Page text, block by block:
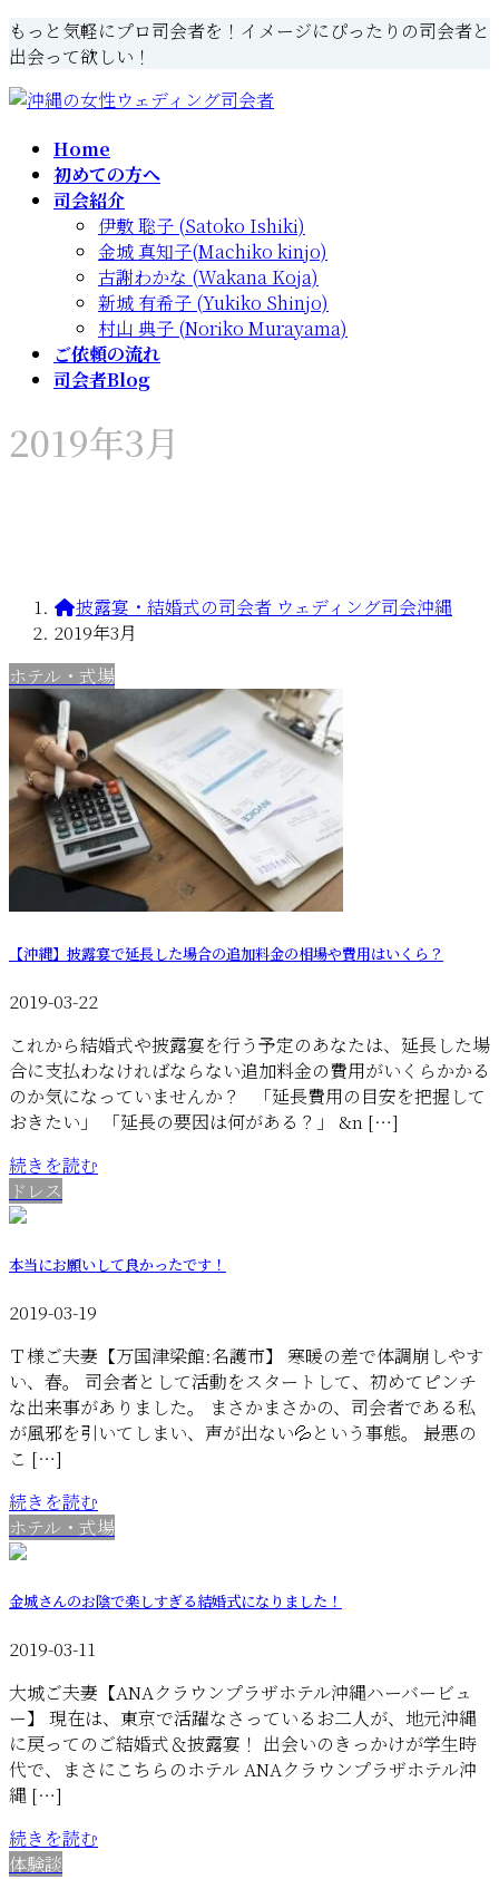
コ
ン
テ
ン
ナ
ビ
ゲ
ー
もっと気軽にプロ司会者を！イメージにぴったりの司会者と
出会って欲しい！
Home
初めての方へ
司会紹介
伊敷 聡子 (Satoko Ishiki)
金城 真知子(Machiko kinjo)
古謝わかな (Wakana Koja)
新城 有希子 (Yukiko Shinjo)
村山 典子 (Noriko Murayama)
ご依頼の流れ
司会者Blog
2019年3月
披露宴・結婚式の司会者 ウェディング司会沖縄
2019年3月
ホテル・式場
【沖縄】披露宴で延長した場合の追加料金の相場や費用はいくら？
2019-03-22
これから結婚式や披露宴を行う予定のあなたは、延長した場
合に支払わなければならない追加料金の費用がいくらかかる
のか気になっていませんか？ 「延長費用の目安を把握して
おきたい」 「延長の要因は何がある？」 &n […]
続きを読む
ドレス
本当にお願いして良かったです！
2019-03-19
Ｔ様ご夫妻【万国津梁館:名護市】 寒暖の差で体調崩しやす
い、春。 司会者として活動をスタートして、初めてピンチ
な出来事がありました。 まさかまさかの、司会者である私
が風邪を引いてしまい、声が出ない💦という事態。 最悪の
こ […]
続きを読む
ホテル・式場
金城さんのお陰で楽しすぎる結婚式になりました！
2019-03-11
大城ご夫妻【ANAクラウンプラザホテル沖縄ハーバービュ
ー】 現在は、東京で活躍なさっているお二人が、地元沖縄
に戻ってのご結婚式＆披露宴！ 出会いのきっかけが学生時
代で、まさにこちらのホテル ANAクラウンプラザホテル沖
縄 […]
続きを読む
体験談